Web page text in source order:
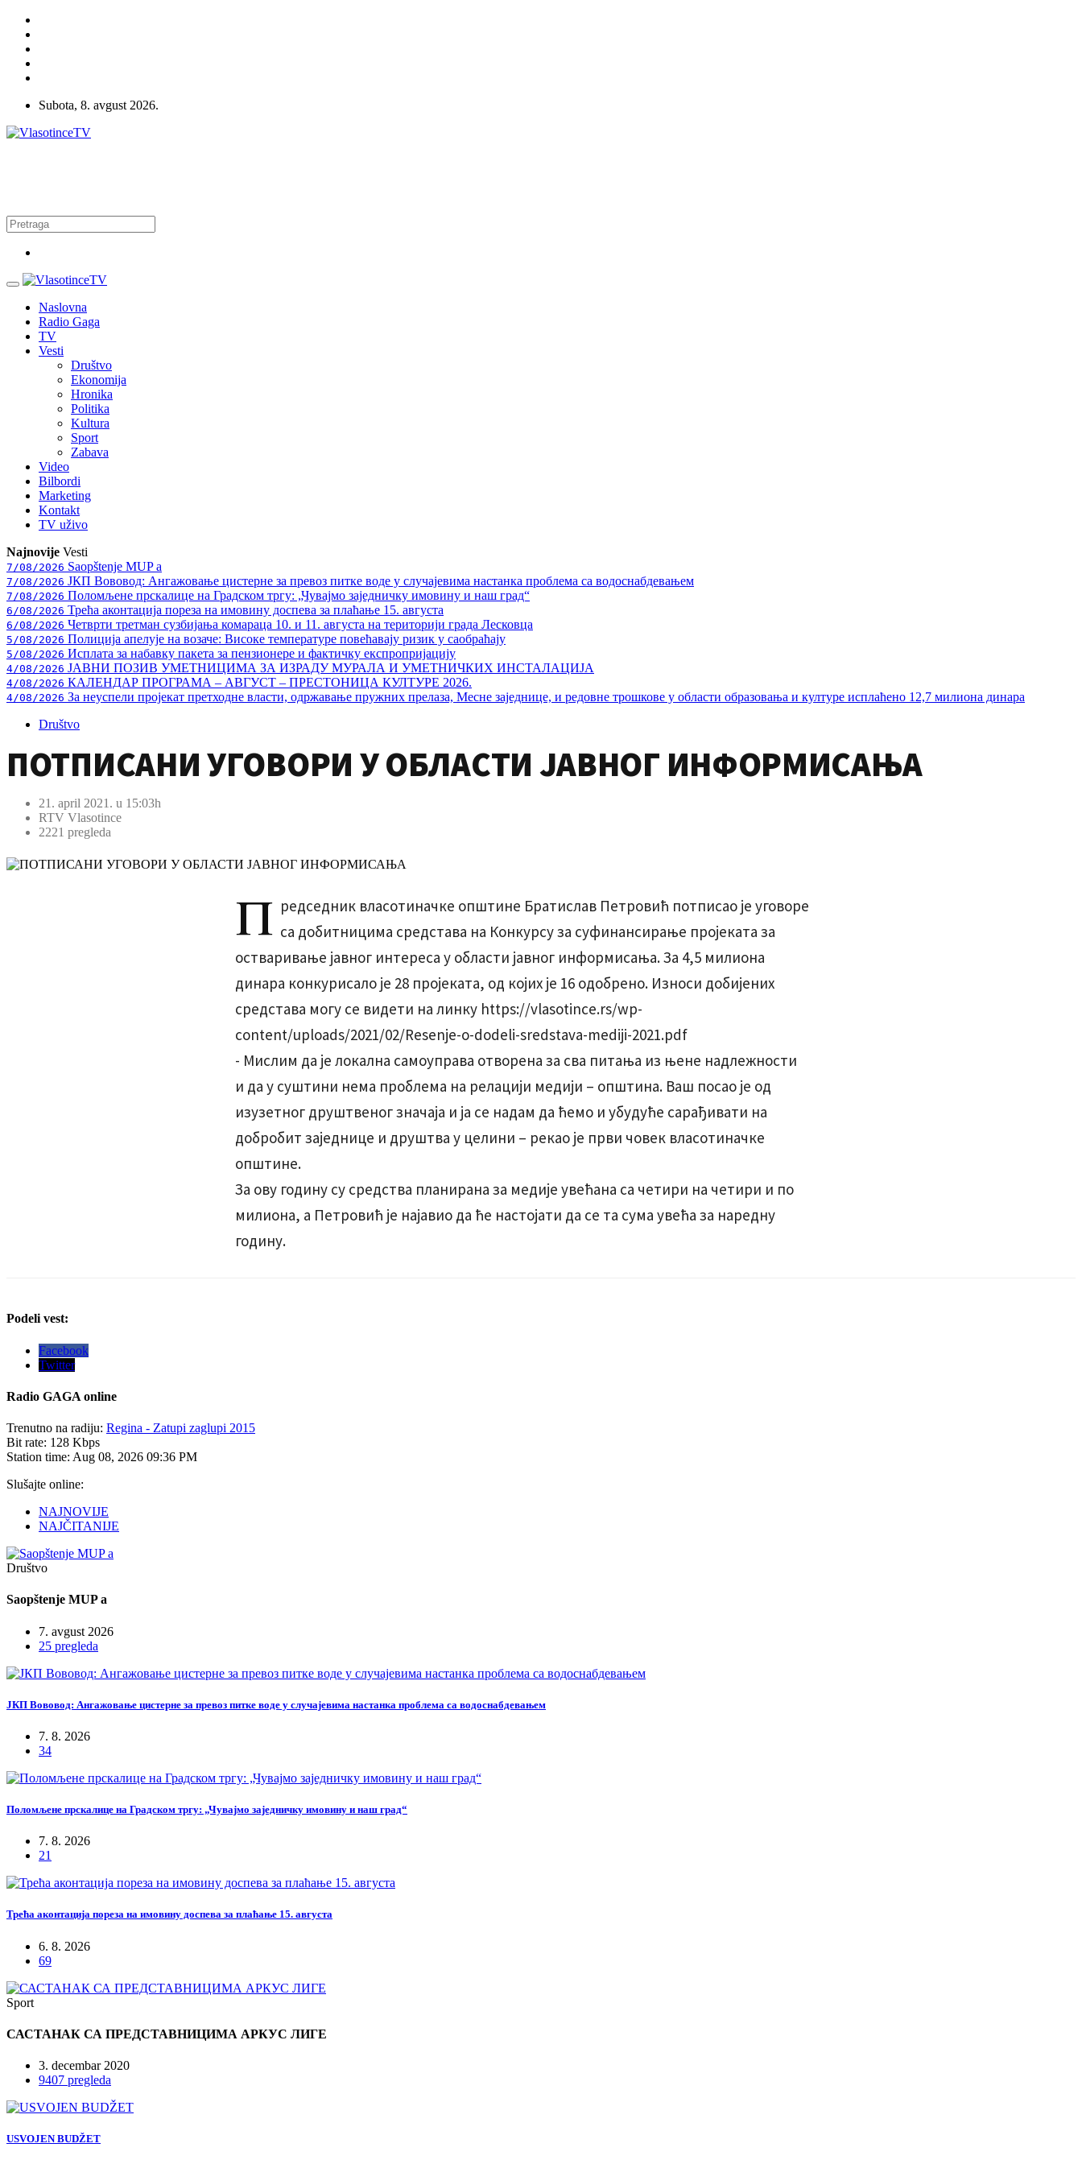
Subota, 8. avgust 2026.
Naslovna
Radio Gaga
TV
Vesti
Društvo
Ekonomija
Hronika
Politika
Kultura
Sport
Zabava
Video
Bilbordi
Marketing
Kontakt
TV uživo
Najnovije Vesti
7/08/2026 Saopštenje MUP a
7/08/2026 ЈКП Вововод: Ангажовање цистерне за превоз питке воде у случајевима настанка проблема са водоснабдевањем
7/08/2026 Поломљене прскалице на Градском тргу: „Чувајмо заједничку имовину и наш град“
6/08/2026 Трећа аконтација пореза на имовину доспева за плаћање 15. августа
6/08/2026 Четврти третман сузбијања комараца 10. и 11. августа на територији града Лесковца
5/08/2026 Полиција апелује на возаче: Високе температуре повећавају ризик у саобраћају
5/08/2026 Исплата за набавку пакета за пензионере и фактичку експропријацију
4/08/2026 ЈАВНИ ПОЗИВ УМЕТНИЦИМА ЗА ИЗРАДУ МУРАЛА И УМЕТНИЧКИХ ИНСТАЛАЦИЈА
4/08/2026 КАЛЕНДАР ПРОГРАМА – АВГУСТ – ПРЕСТОНИЦА КУЛТУРЕ 2026.
4/08/2026 За неуспели пројекат претходне власти, одржавање пружних прелаза, Месне заједнице, и редовне трошкове у области образовања и културе исплаћено 12,7 милиона динара
Društvo
ПОТПИСАНИ УГОВОРИ У ОБЛАСТИ ЈАВНОГ ИНФОРМИСАЊА
21. april 2021. u 15:03h
RTV Vlasotince
2221 pregleda
П редседник власотиначке општине Братислав Петровић потписао је уговоре
са добитницима средстава на Конкурсу за суфинансирање пројеката за
остваривање јавног интереса у области јавног информисања. За 4,5 милиона
динара конкурисало је 28 пројеката, од којих је 16 одобрено. Износи добијених
средстава могу се видети на линку https://vlasotince.rs/wp-
content/uploads/2021/02/Resenje-o-dodeli-sredstava-mediji-2021.pdf
- Мислим да је локална самоуправа отворена за сва питања из њене надлежности
и да у суштини нема проблема на релацији медији – општина. Ваш посао је од
изузетног друштвеног значаја и ја се надам да ћемо и убудуће сарађивати на
добробит заједнице и друштва у целини – рекао је први човек власотиначке
општине.
За ову годину су средства планирана за медије увећана са четири на четири и по
милиона, а Петровић је најавио да ће настојати да се та сума увећа за наредну
годину.
Podeli vest:
Facebook
Twitter
Radio GAGA online
Trenutno na radiju: Regina - Zatupi zaglupi 2015
Bit rate: 128 Kbps
Station time: Aug 08, 2026 09:36 PM
Slušajte online:
NAJNOVIJE
NAJČITANIJE
Društvo
Saopštenje MUP a
7. avgust 2026
25 pregleda
ЈКП Вововод: Ангажовање цистерне за превоз питке воде у случајевима настанка проблема са водоснабдевањем
7. 8. 2026
34
Поломљене прскалице на Градском тргу: „Чувајмо заједничку имовину и наш град“
7. 8. 2026
21
Трећа аконтација пореза на имовину доспева за плаћање 15. августа
6. 8. 2026
69
Sport
САСТАНАК СА ПРЕДСТАВНИЦИМА АРКУС ЛИГЕ
3. decembar 2020
9407 pregleda
USVOJEN BUDŽET